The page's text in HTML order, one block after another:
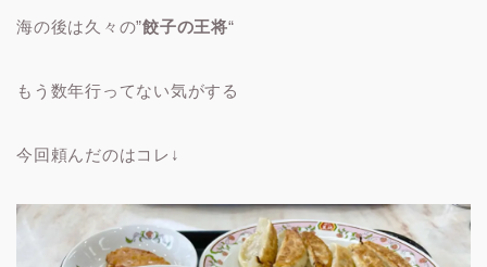
海の後は久々の”餃子の王将“
もう数年行ってない気がする
今回頼んだのはコレ↓